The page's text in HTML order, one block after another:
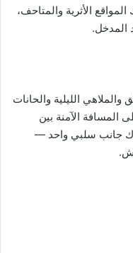
الأثرية والمتاحف،
المدخل.
الليلية والحانات
المسافة الآمنة بين
جانب سلبي واحد —